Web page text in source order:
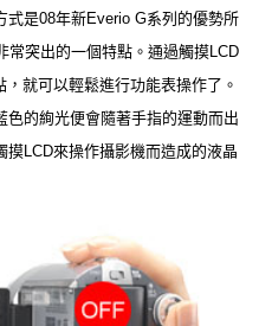
式是08年新Everio G系列的優勢所
常突出的一個特點。通過觸摸LCD
就可以輕鬆進行功能表操作了。
色的絢光便會隨著手指的運動而出
LCD來操作攝影機而造成的液晶